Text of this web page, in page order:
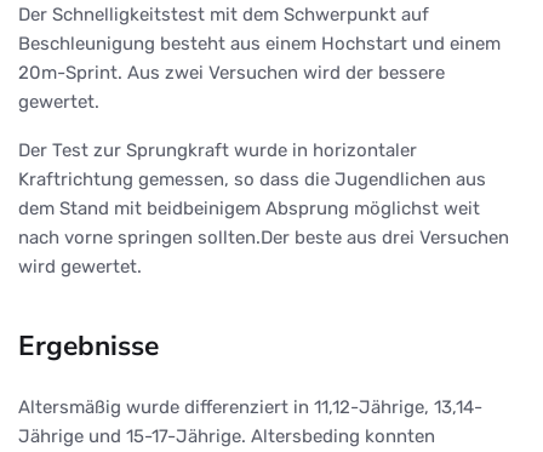
Der Schnelligkeitstest mit dem Schwerpunkt auf
Beschleunigung besteht aus einem Hochstart und einem
20m-Sprint. Aus zwei Versuchen wird der bessere
gewertet.
Der Test zur Sprungkraft wurde in horizontaler
Kraftrichtung gemessen, so dass die Jugendlichen aus
dem Stand mit beidbeinigem Absprung möglichst weit
nach vorne springen sollten.Der beste aus drei Versuchen
wird gewertet.
Ergebnisse
Altersmäßig wurde differenziert in 11,12-Jährige, 13,14-
Jährige und 15-17-Jährige. Altersbeding konnten